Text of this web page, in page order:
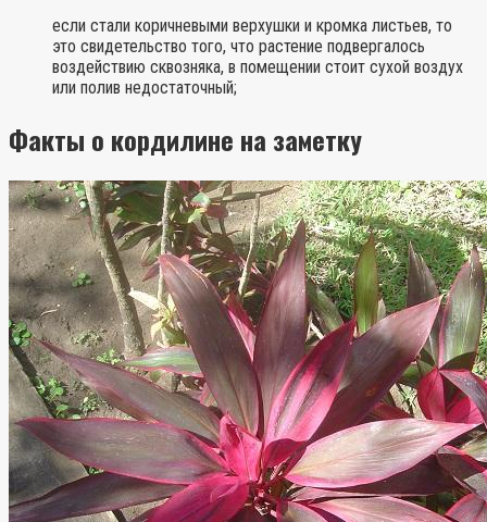
если стали коричневыми верхушки и кромка листьев, то
это свидетельство того, что растение подвергалось
воздействию сквозняка, в помещении стоит сухой воздух
или полив недостаточный;
Факты о кордилине на заметку